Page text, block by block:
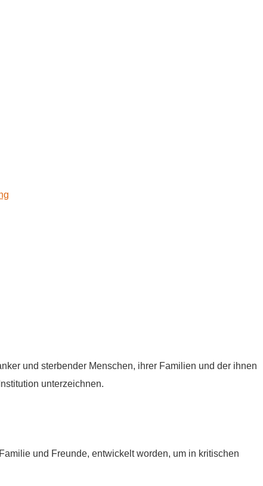
und sterbender Menschen, ihrer Familien und der ihnen
unterzeichnen.
und Freunde, entwickelt worden, um in kritischen